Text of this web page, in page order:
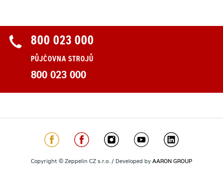
800 023 000
PŮJČOVNA STROJŮ
800 023 000
Copyright © Zeppelin CZ s.r.o. / Developed by AARON GROUP